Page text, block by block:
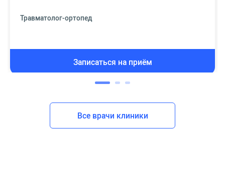
Травматолог-ортопед
Записаться на приём
Все врачи клиники